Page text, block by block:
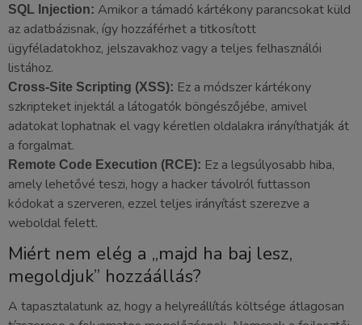
SQL Injection: Amikor a támadó kártékony parancsokat küld
az adatbázisnak, így hozzáférhet a titkosított
ügyféladatokhoz, jelszavakhoz vagy a teljes felhasználói
listához.
Cross-Site Scripting (XSS): Ez a módszer kártékony
szkripteket injektál a látogatók böngészőjébe, amivel
adatokat lophatnak el vagy kéretlen oldalakra irányíthatják át
a forgalmat.
Remote Code Execution (RCE): Ez a legsúlyosabb hiba,
amely lehetővé teszi, hogy a hacker távolról futtasson
kódokat a szerveren, ezzel teljes irányítást szerezve a
weboldal felett.
Miért nem elég a „majd ha baj lesz,
megoldjuk” hozzáállás?
A tapasztalatunk az, hogy a helyreállítás költsége átlagosan